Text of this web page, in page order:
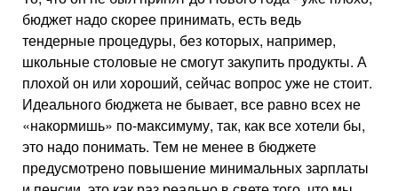
бюджет надо скорее прини­мать, есть ведь
тендерные процеду­ры, без которых, например,
школь­ные столовые не смогут закупить продукты. А
плохой он или хоро­ший, сейчас вопрос уже не стоит.
Идеального бюджета не бывает, все равно всех не
«накормишь» по-максимуму, так, как все хотели бы,
это надо понимать. Тем не ме­нее в бюджете
предусмотрено по­вышение минимальных зарплаты